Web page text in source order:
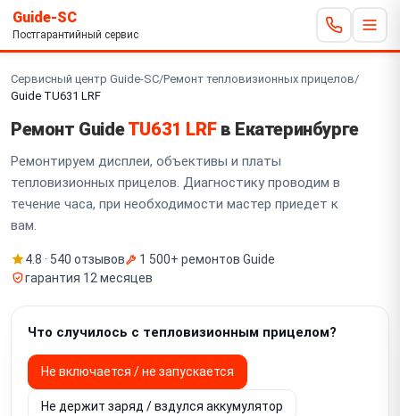
Guide-SC
Постгарантийный сервис
Сервисный центр Guide-SC/Ремонт тепловизионных прицелов/
Guide TU631 LRF
Ремонт GuideTU631 LRFв Екатеринбурге
Ремонтируем дисплеи, объективы и платы
тепловизионных прицелов. Диагностику проводим в
течение часа, при необходимости мастер приедет к
вам.
4.8 · 540 отзывов
1 500+ ремонтов Guide
гарантия 12 месяцев
Что случилось с тепловизионным прицелом?
Не включается / не запускается
Не держит заряд / вздулся аккумулятор